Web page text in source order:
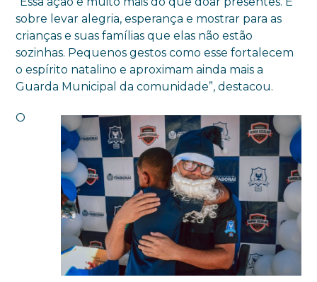
sobre levar alegria, esperança e mostrar para as
crianças e suas famílias que elas não estão
sozinhas. Pequenos gestos como esse fortalecem
o espírito natalino e aproximam ainda mais a
Guarda Municipal da comunidade”, destacou.
O